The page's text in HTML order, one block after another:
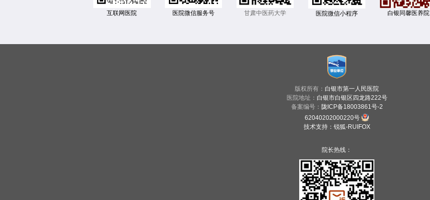
互联网医院 医院微信服务号 甘肃中医药大学 医院微信小程序 白银同馨医养院
版权所有： 白银市第一人民医院
医院地址： 白银市白银区四龙路222号
备案编号： 陇ICP备18003861号-2
62040202000220号
技术支持： 锐狐-RUIFOX
院长热线：